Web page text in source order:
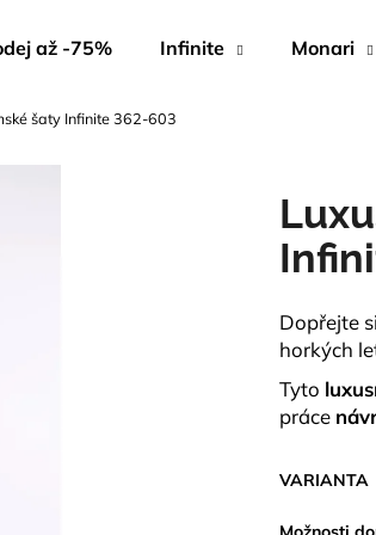
až -75% Infinite Monari
šaty Infinite 362-603
Dopřejte
horkých
Tyto
práce
VARIANTA
Co potřebujete najít?
HLEDAT